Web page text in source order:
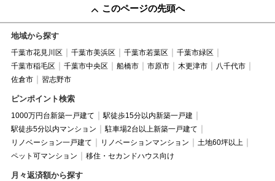
このページの先頭へ
地域から探す
千葉市花見川区 千葉市美浜区 千葉市若葉区
千葉市緑区
千葉市稲毛区
千葉市中央区 船橋市 市原市 木更津市
八千代市
佐倉市
習志野市
ピンポイント検索
1000万円台新築一戸建て
駅徒歩15分以内新築一戸建
駅徒歩5分以内マンション
駐車場2台以上新築一戸建て
リノベーション一戸建て
リノベーションマンション
土地60坪以上
ペット可マンション
移住・セカンドハウス向け
月々返済額から探す